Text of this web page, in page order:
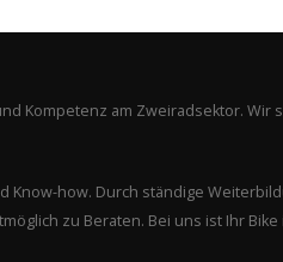
Kompetenz am Zweiradsektor. Wir
Know-how. Durch ständige
zu Beraten. Bei uns ist Ihr Bike